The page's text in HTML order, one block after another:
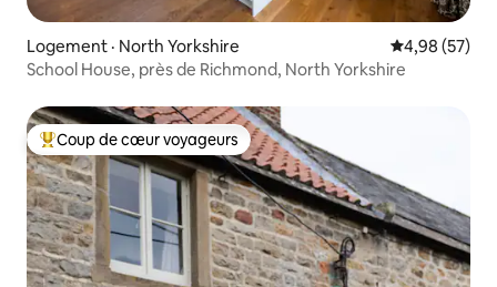
Logement · North Yorkshire Note
4,98 (57)
School House, près de Richmond, North Yorkshire
Coup de cœur voyageurs parmi les plus aimés
Coup de cœur voyageurs